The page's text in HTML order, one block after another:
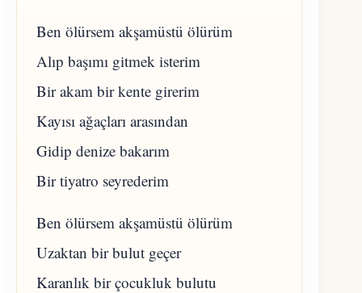
Ben ölürsem akşamüstü ölürüm
Alıp başımı gitmek isterim
Bir akam bir kente girerim
Kayısı ağaçları arasından
Gidip denize bakarım
Bir tiyatro seyrederim
Ben ölürsem akşamüstü ölürüm
Uzaktan bir bulut geçer
Karanlık bir çocukluk bulutu